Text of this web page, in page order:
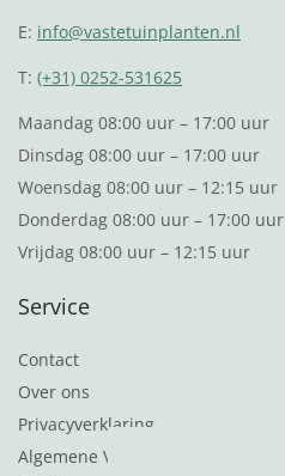
E: info@vastetuinplanten.nl
T:(+31) 0252-531625
Maandag 08:00 uur – 17:00 uur
Dinsdag 08:00 uur – 17:00 uur
Woensdag 08:00 uur – 12:15 uur
Donderdag 08:00 uur – 17:00 uur
Vrijdag 08:00 uur – 12:15 uur
Service
Contact
Over ons
Privacyverklaring
Algemene Voorwaarden